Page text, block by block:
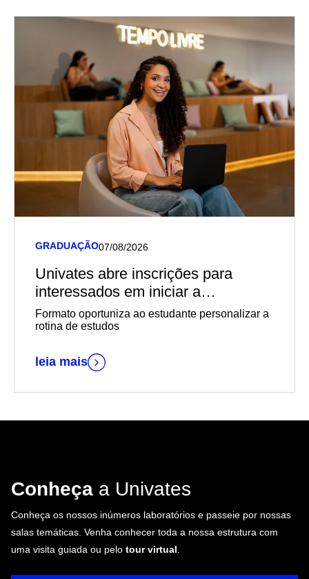
GRADUAÇÃO07/08/2026
Univates abre inscrições para
interessados em iniciar a
graduação EaD em outubro
Formato oportuniza ao estudante personalizar a
rotina de estudos
leia mais
Conheça a Univates
Conheça os nossos inúmeros laboratórios e passeie por nossas
salas temáticas. Venha conhecer toda a nossa estrutura com
uma visita guiada ou pelo tour virtual